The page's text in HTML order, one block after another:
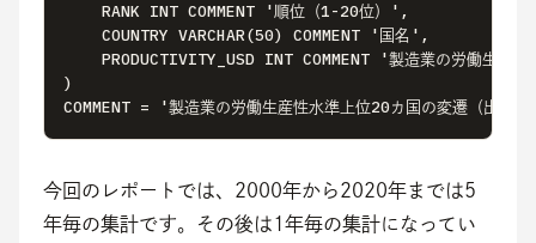
    RANK INT COMMENT '順位（1-20位）',
    COUNTRY VARCHAR(50) COMMENT '国名',
PRODUCTIVITY_USD INT COMMENT '製造業の労働生産性
)
COMMENT = '製造業の労働生産性水準上位20カ国の変遷（出典
今回のレポートでは、2000年から2020年までは5
年毎の集計です。その後は1年毎の集計になってい